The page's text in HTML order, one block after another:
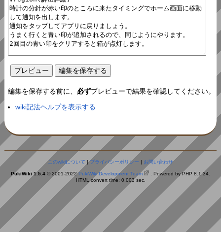
編集を保存する前に、 必ずプレビューで結果を確認してください。
wiki記法ヘルプを表示する
このwikiについて |プライバシーポリシー | お問い合わせ
PukiWiki 1.5.4 © 2001-2022PukiWiki Development Team
. Powered by PHP 8.1.34.
HTML convert time: 0.003 sec.